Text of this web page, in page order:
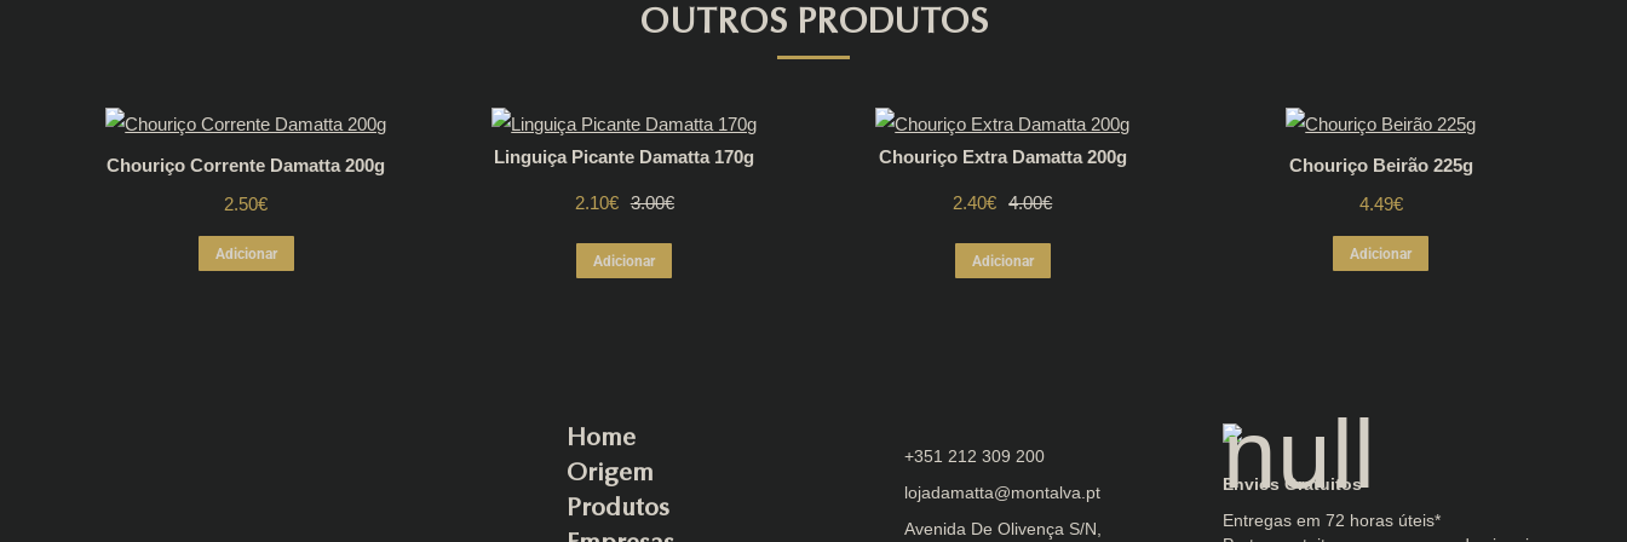
OUTROS PRODUTOS
Chouriço Corrente Damatta 200g
2.50€
Adicionar
Linguiça Picante Damatta 170g
3.00€
O
preço
2.10€ O
preço
Adicionar
Chouriço Extra Damatta 200g
4.00€
O
preço
2.40€ O
preço
Adicionar
Chouriço Beirão 225g
4.49€
Adicionar
Home
Origem
Produtos
+351 212 309 200
lojadamatta@montalva.pt
Avenida De Olivença S/N,
Envios Gratuitos
Entregas em 72 horas úteis*